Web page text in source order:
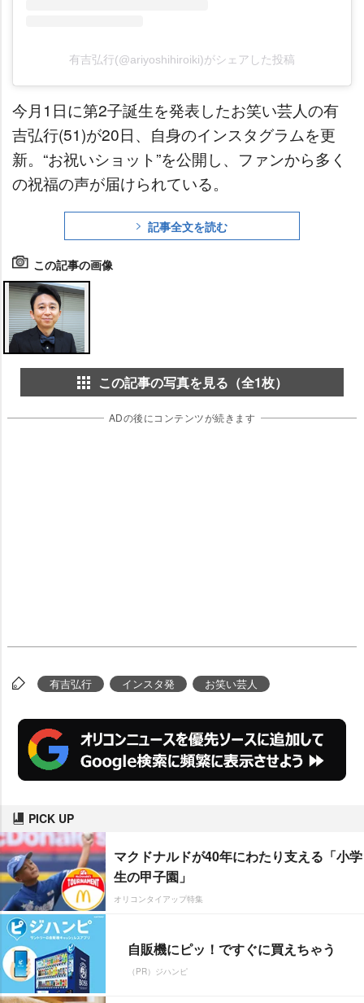
有吉弘行(@ariyoshihiroiki)がシェアした投稿
今月1日に第2子誕生を発表したお笑い芸人の有
吉弘行(51)が20日、自身のインスタグラムを更
新。“お祝いショット”を公開し、ファンから多く
の祝福の声が届けられている。
記事全文を読む
この記事の画像
この記事の写真を見る（全1枚）
ADの後にコンテンツが続きます
有吉弘行 インスタ発 お笑い芸人
PICK UP
マクドナルドが40年にわたり支える「小学
生の甲子園」
オリコンタイアップ特集
自販機にピッ！ですぐに買えちゃう
（PR）ジハンピ